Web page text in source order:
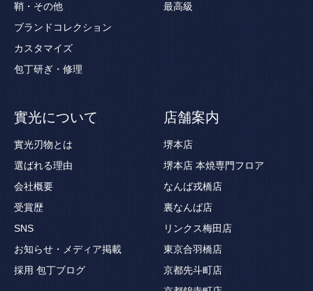
鞘・その他
ブランドコレクション
カスタマイズ
包丁研ぎ・修理
最高級
實光について
實光刃物とは
選ばれる理由
会社概要
受賞歴
SNS
お知らせ・メディア掲載
採用 包丁ブログ
店舗案内
堺本店
堺本店 本焼専門フロア
なんば戎橋店
裏なんば店
リンクス梅田店
東京合羽橋店
京都先斗町店